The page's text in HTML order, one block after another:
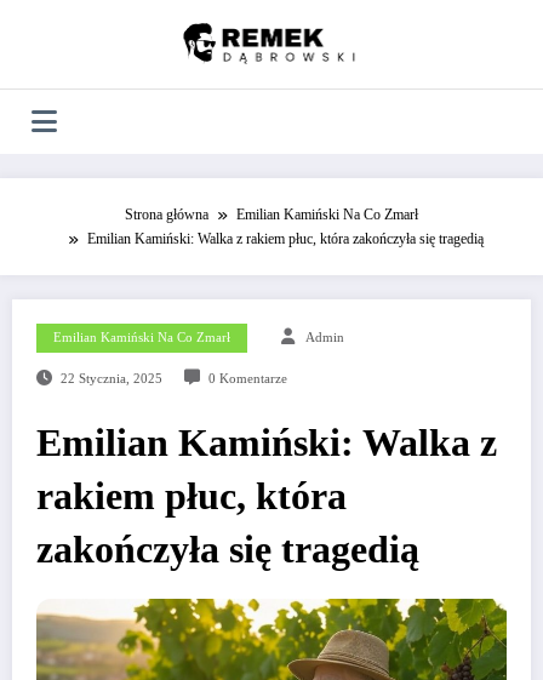
Strona główna
Emilian Kamiński Na Co Zmarł
Emilian Kamiński: Walka z rakiem płuc, która zakończyła się tragedią
Emilian Kamiński Na Co Zmarł Admin
22 Stycznia, 2025 0 Komentarze
Emilian Kamiński: Walka z
rakiem płuc, która
zakończyła się tragedią